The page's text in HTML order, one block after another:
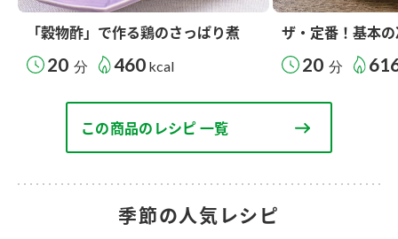
「穀物酢」で作る鶏のさっぱり煮
20 分 460 kcal
ザ・定番！基本
20 分
この商品のレシピ 一覧
季節の人気レシピ